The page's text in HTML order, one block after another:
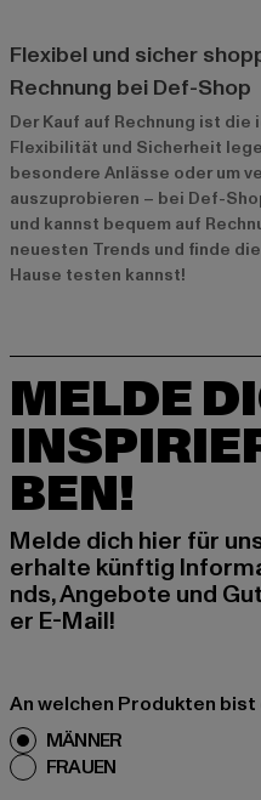
Flexibel und sicher
Rechnung bei Def-Shop
Der Kauf auf Rechnung ist
Flexibilität und Sicherheit
besondere Anlässe oder um
auszuprobieren – bei Def-
und kannst bequem auf
neuesten Trends und finde
Hause testen kannst!
MELDE
BEN!
Melde dich hier für
erhalte künftig
nds, Angebote und
er E-Mail!
An welchen Produkten
MÄNNER
FRAUEN